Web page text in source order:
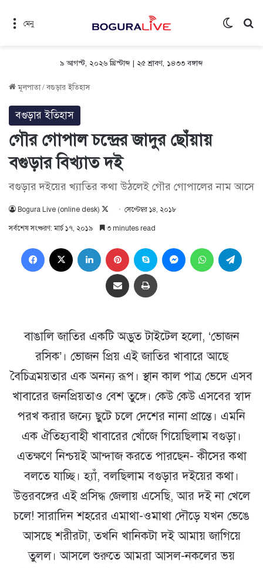
মেনু
৯ আগস্ট, ২০২৬ খ্রিস্টাব্দ | ২৫ শ্রাবণ, ১৪৩৩ বঙ্গাব্দ
মূলপাতা/বগুড়ার ইতিহাস
বগুড়ার ইতিহাস
গৌর গোপাল চন্দ্রের জাদুর ছোঁয়ায়
বগুড়ার বিখ্যাত দই
বগুড়ার দইয়ের খ্যাতির কথা উঠলেই গৌর গোপালের নাম আসে
Bogura Live (online desk)
Followসেপ্টেম্বর ১৪, ২০১৮
সর্বশেষ সংষ্করণ: মার্চ ১৭, ২০১৯ ৩ minutes read
Facebook LinkedIn Pinterest Skype MessengerWhatsApp
Share via Email প্রিন্ট
বাঙালি জাতির একটি অদ্ভুত টাইটেল হলো, ‘ভোজন
রসিক’। ভোজন প্রিয় এই জাতির খাবারে আছে
বৈচিত্রময়তার এক অনন্য রূপ। স্থান কাল পাত্র ভেদে এসব
খাবারের জনপ্রিয়তাও বেশ তুঙ্গে। কেউ কেউ এসবের স্বাদ
পরখ করার জন্যে ছুটে চলে দেশের নানা প্রান্তে। এমনি
এক ঐতিহ্যবাহী খাবারের খোঁজে গিয়েছিলাম বগুড়া।
এতক্ষণে নিশ্চয়ই আন্দাজ করতে পারছেন- কীসের কথা
বলতে যাচ্ছি। হ্যাঁ, বলছিলাম বগুড়ার দইয়ের কথা।
উত্তরবঙ্গের এই প্রসিদ্ধ জেলায় এসেছি, আর দই না খেলে
চলে! সারাদিন শহরের এমাথা-ওমাথা দৌড়ে যখন ভেঙে
আসছে শরীরটা, তখনি খানিকটা দই আমায় জাগিয়ে
তুলল। আসলে শুরুতে আমরা আসল-নকলের ভয়